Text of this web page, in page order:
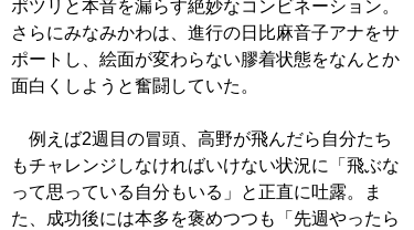
ポツリと本音を漏らす絶妙なコンビネーション。
さらにみなみかわは、進行の日比麻音子アナをサ
ポートし、絵面が変わらない膠着状態をなんとか
面白くしようと奮闘していた。
例えば2週目の冒頭、高野が飛んだら自分たち
もチャレンジしなければいけない状況に「飛ぶな
って思っている自分もいる」と正直に吐露。ま
た、成功後には本多を褒めつつも「先週やったら